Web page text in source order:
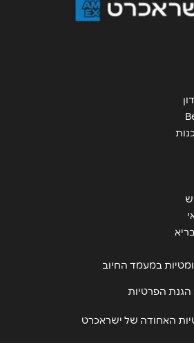
במעמד החיוב
הגנת הפרטיות
האחודה של ישראכרט